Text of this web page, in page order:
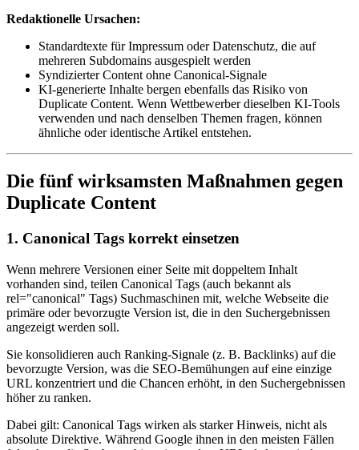
Redaktionelle Ursachen:
Standardtexte für Impressum oder Datenschutz, die auf
mehreren Subdomains ausgespielt werden
Syndizierter Content ohne Canonical-Signale
KI-generierte Inhalte bergen ebenfalls das Risiko von
Duplicate Content. Wenn Wettbewerber dieselben KI-Tools
verwenden und nach denselben Themen fragen, können
ähnliche oder identische Artikel entstehen.
Die fünf wirksamsten Maßnahmen gegen
Duplicate Content
1. Canonical Tags korrekt einsetzen
Wenn mehrere Versionen einer Seite mit doppeltem Inhalt
vorhanden sind, teilen Canonical Tags (auch bekannt als
rel="canonical" Tags) Suchmaschinen mit, welche Webseite die
primäre oder bevorzugte Version ist, die in den Suchergebnissen
angezeigt werden soll.
Sie konsolidieren auch Ranking-Signale (z. B. Backlinks) auf die
bevorzugte Version, was die SEO-Bemühungen auf eine einzige
URL konzentriert und die Chancen erhöht, in den Suchergebnissen
höher zu ranken.
Dabei gilt: Canonical Tags wirken als starker Hinweis, nicht als
absolute Direktive. Während Google ihnen in den meisten Fällen